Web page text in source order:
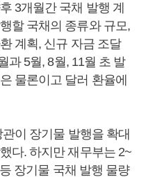
3개월간 국채 발행 계
할 국채의 종류와 규모,
계획, 신규 자금 조달
과 5월, 8월, 11월 초 발
물론이고 달러 환율에
이 장기물 발행을 확대
다. 하지만 재무부는 2~
장기물 국채 발행 물량